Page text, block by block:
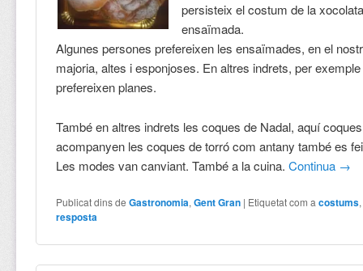
persisteix el costum de la
ensaïmada.
Algunes persones prefereixen les ensaïmades, en el
majoria, altes i esponjoses. En altres indrets, per
prefereixen planes.
També en altres indrets les coques de Nadal, aquí
acompanyen les coques de torró com antany també es
Les modes van canviant. També a la cuina.Continua →
Publicat dins de Gastronomia,Gent Gran | Etiquetat com a costums
resposta